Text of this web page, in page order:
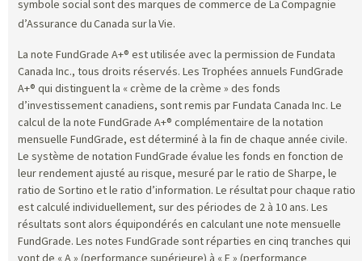
symbole social sont des marques de commerce de La Compagnie
d’Assurance du Canada sur la Vie.
La note FundGrade A+® est utilisée avec la permission de Fundata
Canada Inc., tous droits réservés. Les Trophées annuels FundGrade
A+® qui distinguent la « crème de la crème » des fonds
d’investissement canadiens, sont remis par Fundata Canada Inc. Le
calcul de la note FundGrade A+® complémentaire de la notation
mensuelle FundGrade, est déterminé à la fin de chaque année civile.
Le système de notation FundGrade évalue les fonds en fonction de
leur rendement ajusté au risque, mesuré par le ratio de Sharpe, le
ratio de Sortino et le ratio d’information. Le résultat pour chaque ratio
est calculé individuellement, sur des périodes de 2 à 10 ans. Les
résultats sont alors équipondérés en calculant une note mensuelle
FundGrade. Les notes FundGrade sont réparties en cinq tranches qui
vont de « A » (performance supérieure) à « E » (performance